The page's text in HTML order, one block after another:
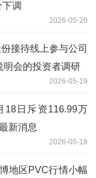
调
2026-05-20
接待线上参与公司
明会的投资者调研
2026-05-19
18日斥资116.99万
新消息
2026-05-18
地区PVC行情小幅